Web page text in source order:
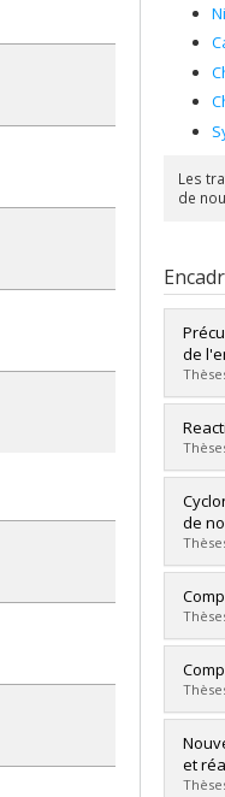
Les
de
de
Cycle
Lien
de
Cycle
Cycle
et